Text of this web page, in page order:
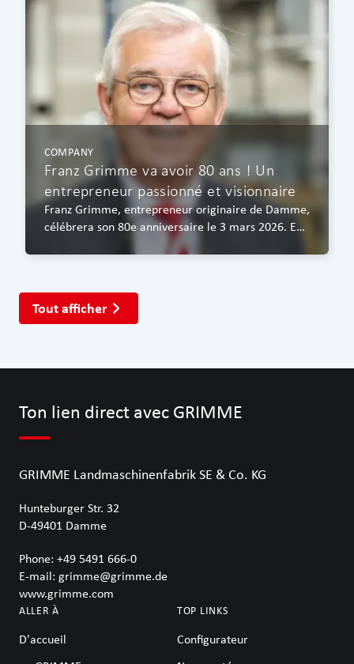
COMPANY
Franz Grimme va avoir 80 ans ! Un
entrepreneur passionné et visionnaire
Franz Grimme, entrepreneur originaire de Damme,
célébrera son 80e anniversaire le 3 mars 2026. En
Tout afficher
Ton lien direct avec GRIMME
GRIMME Landmaschinenfabrik SE & Co. KG
Hunteburger Str. 32
D-49401 Damme
Phone: +49 5491 666-0
E-mail: grimme@grimme.de
www.grimme.com
ALLER À
D'accueil
TOP LINKS
Configurateur